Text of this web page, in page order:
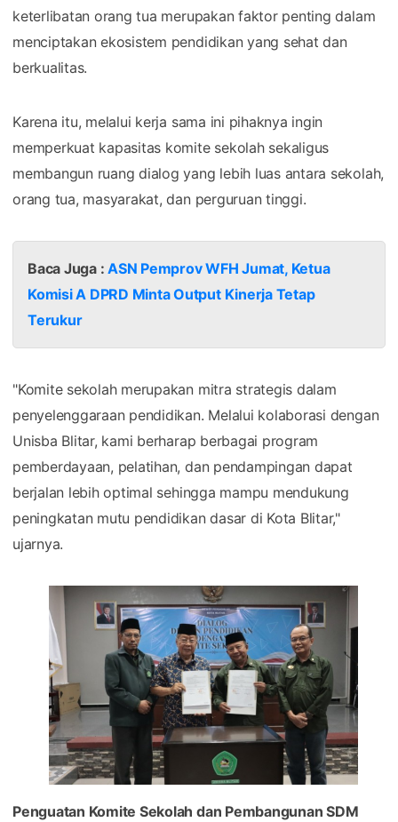
keterlibatan orang tua merupakan faktor penting dalam
menciptakan ekosistem pendidikan yang sehat dan
berkualitas.
Karena itu, melalui kerja sama ini pihaknya ingin
memperkuat kapasitas komite sekolah sekaligus
membangun ruang dialog yang lebih luas antara sekolah,
orang tua, masyarakat, dan perguruan tinggi.
Baca Juga :ASN Pemprov WFH Jumat, Ketua
Komisi A DPRD Minta Output Kinerja Tetap
Terukur
"Komite sekolah merupakan mitra strategis dalam
penyelenggaraan pendidikan. Melalui kolaborasi dengan
Unisba Blitar, kami berharap berbagai program
pemberdayaan, pelatihan, dan pendampingan dapat
berjalan lebih optimal sehingga mampu mendukung
peningkatan mutu pendidikan dasar di Kota Blitar,"
ujarnya.
Penguatan Komite Sekolah dan Pembangunan SDM